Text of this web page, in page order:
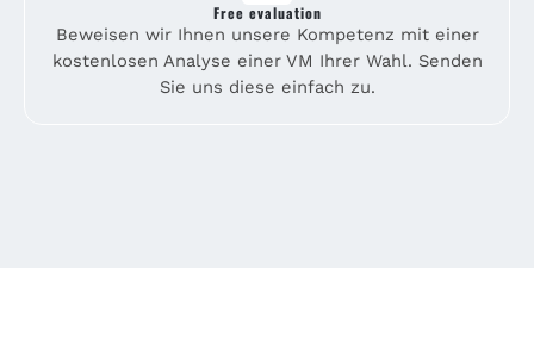
Free evaluation
Beweisen wir Ihnen unsere Kompetenz mit einer
kostenlosen Analyse einer VM Ihrer Wahl. Senden
Sie uns diese einfach zu.